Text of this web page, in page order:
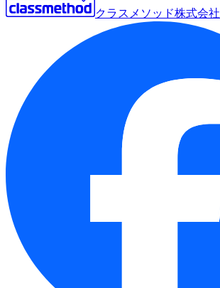
クラスメソッド株式会社